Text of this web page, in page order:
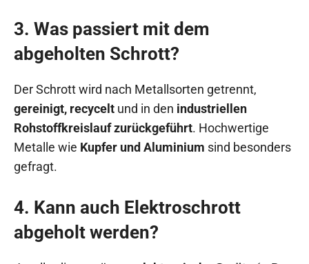
3. Was passiert mit dem
abgeholten Schrott?
Der Schrott wird nach Metallsorten getrennt,
gereinigt, recycelt und in den industriellen
Rohstoffkreislauf zurückgeführt. Hochwertige
Metalle wie Kupfer und Aluminium sind besonders
gefragt.
4. Kann auch Elektroschrott
abgeholt werden?